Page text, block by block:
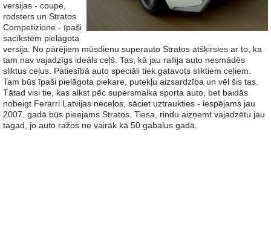
versijas - coupe,
rodsters un Stratos
Competizione - īpaši
sacīkstēm pielāgota
versija. No pārējiem mūsdienu superauto Stratos atšķirsies ar to, ka
tam nav vajadzīgs ideāls ceļš. Tas, kā jau rallija auto nesmādēs
sliktus ceļus. Patiesībā auto speciāli tiek gatavots sliktiem ceļiem.
Tam būs īpaši pielāgota piekare, putekļu aizsardzība un vēl šis tas.
Tātad visi tie, kas alkst pēc supersmalka sporta auto, bet baidās
nobeigt Ferarri Latvijas neceļos, sāciet uztraukties - iespējams jau
2007. gadā būs pieejams Stratos. Tiesa, rindu aizņemt vajadzētu jau
tagad, jo auto ražos ne vairāk kā 50 gabalus gadā.